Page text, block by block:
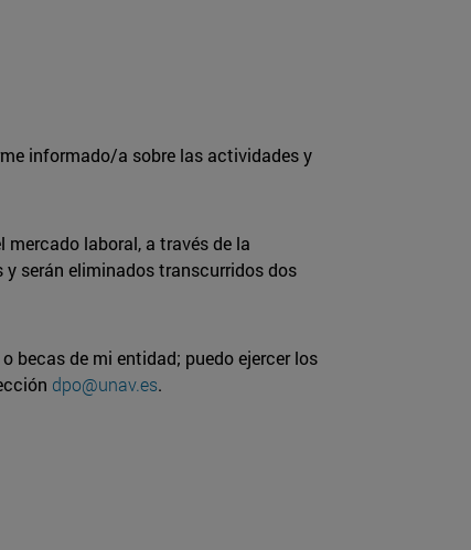
informado/a sobre las actividades y
laboral, a través de la
serán eliminados transcurridos dos
becas de mi entidad; puedo ejercer los
dpo@unav.es.